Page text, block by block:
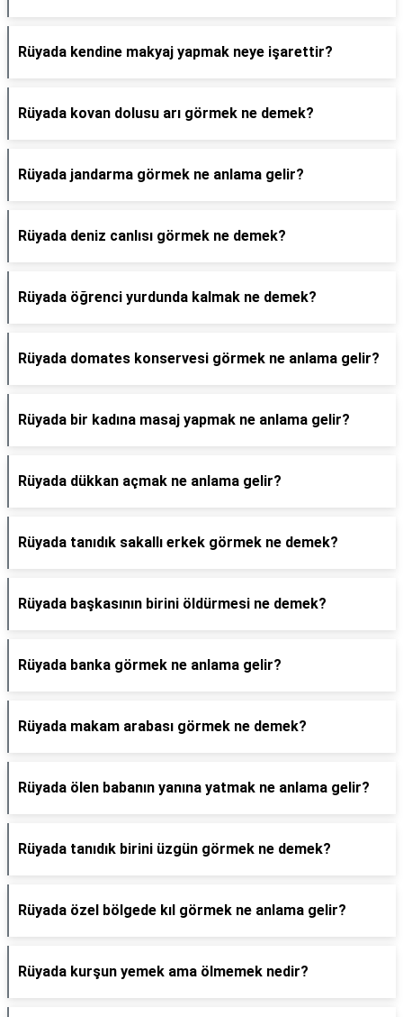
Rüyada kendine makyaj yapmak neye işarettir?
Rüyada kovan dolusu arı görmek ne demek?
Rüyada jandarma görmek ne anlama gelir?
Rüyada deniz canlısı görmek ne demek?
Rüyada öğrenci yurdunda kalmak ne demek?
Rüyada domates konservesi görmek ne anlama gelir?
Rüyada bir kadına masaj yapmak ne anlama gelir?
Rüyada dükkan açmak ne anlama gelir?
Rüyada tanıdık sakallı erkek görmek ne demek?
Rüyada başkasının birini öldürmesi ne demek?
Rüyada banka görmek ne anlama gelir?
Rüyada makam arabası görmek ne demek?
Rüyada ölen babanın yanına yatmak ne anlama gelir?
Rüyada tanıdık birini üzgün görmek ne demek?
Rüyada özel bölgede kıl görmek ne anlama gelir?
Rüyada kurşun yemek ama ölmemek nedir?